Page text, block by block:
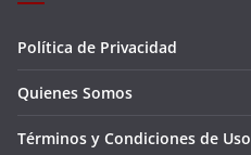
Política de Privacidad
Quienes Somos
Términos y Condiciones de Uso